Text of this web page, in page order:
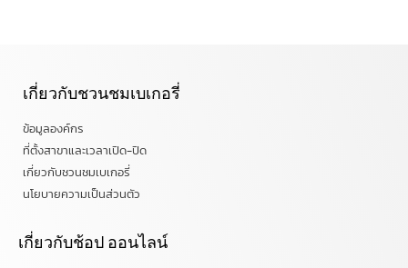
เกี่ยวกับชวนชมเบเกอรี่
ข้อมูลองค์กร
ที่ตั้งสาขาและเวลาเปิด-ปิด
เกี่ยวกับชวนชมเบเกอรี่
นโยบายความเป็นส่วนตัว
เกี่ยวกับช้อป ออนไลน์